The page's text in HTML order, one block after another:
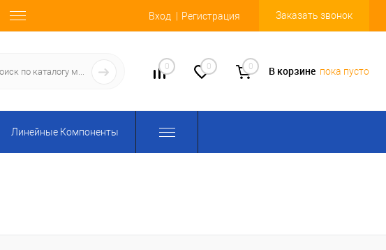
Вход Регистрация Заказать звонок
0 0 0 В корзине пока пусто
Линейные Компоненты